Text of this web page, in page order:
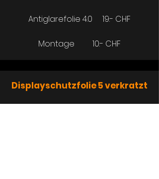
Antiglarefolie 4.0 19.- CHF
Montage 10.- CHF
Displayschutzfolie 5 verkratzt